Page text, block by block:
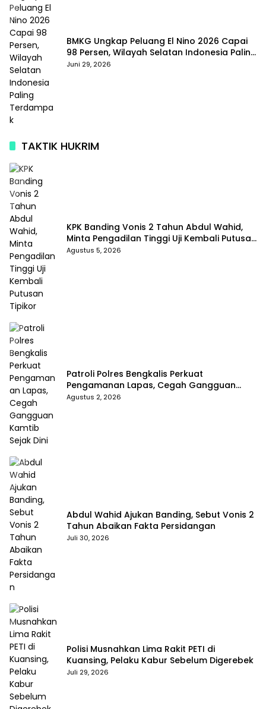
BMKG Ungkap Peluang El Nino 2026 Capai
98 Persen, Wilayah Selatan Indonesia Paling
Terdampak
Juni 29, 2026
TAKTIK HUKRIM
KPK Banding Vonis 2 Tahun Abdul Wahid,
Minta Pengadilan Tinggi Uji Kembali Putusan
Tipikor
Agustus 5, 2026
Patroli Polres Bengkalis Perkuat
Pengamanan Lapas, Cegah Gangguan
Kamtib Sejak Dini
Agustus 2, 2026
Abdul Wahid Ajukan Banding, Sebut Vonis 2
Tahun Abaikan Fakta Persidangan
Juli 30, 2026
Polisi Musnahkan Lima Rakit PETI di
Kuansing, Pelaku Kabur Sebelum Digerebek
Juli 29, 2026